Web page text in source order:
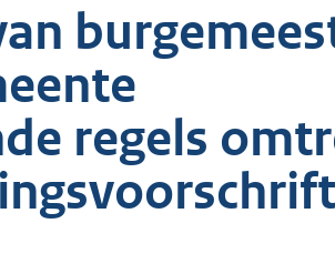
regels